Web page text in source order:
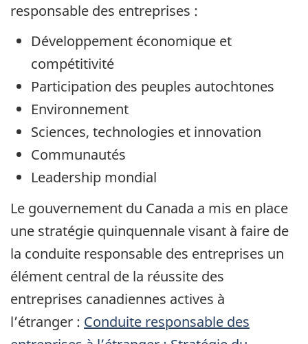
responsable des entreprises :
Développement économique et
compétitivité
Participation des peuples autochtones
Environnement
Sciences, technologies et innovation
Communautés
Leadership mondial
Le gouvernement du Canada a mis en place
une stratégie quinquennale visant à faire de
la conduite responsable des entreprises un
élément central de la réussite des
entreprises canadiennes actives à
l’étranger : Conduite responsable des